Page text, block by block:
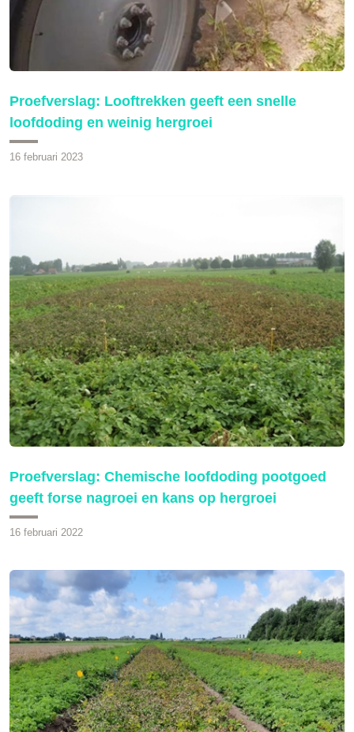
Proefverslag: Looftrekken geeft een snelle
loofdoding en weinig hergroei
16 februari 2023
Proefverslag: Chemische loofdoding pootgoed
geeft forse nagroei en kans op hergroei
16 februari 2022